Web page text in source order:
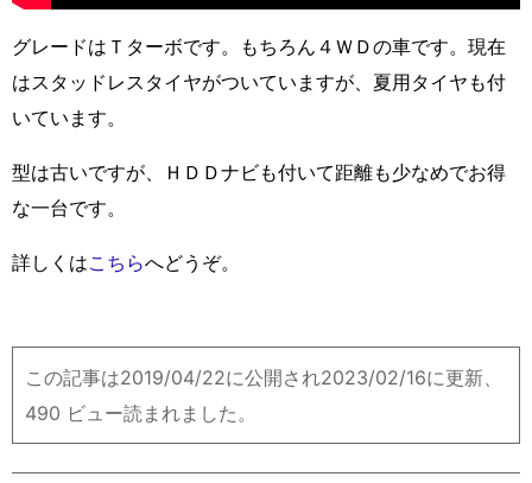
グレードはＴターボです。もちろん４ＷＤの車です。現在
はスタッドレスタイヤがついていますが、夏用タイヤも付
いています。
型は古いですが、ＨＤＤナビも付いて距離も少なめでお得
な一台です。
詳しくはこちらへどうぞ。
この記事は2019/04/22に公開され2023/02/16に更新、
490 ビュー読まれました。